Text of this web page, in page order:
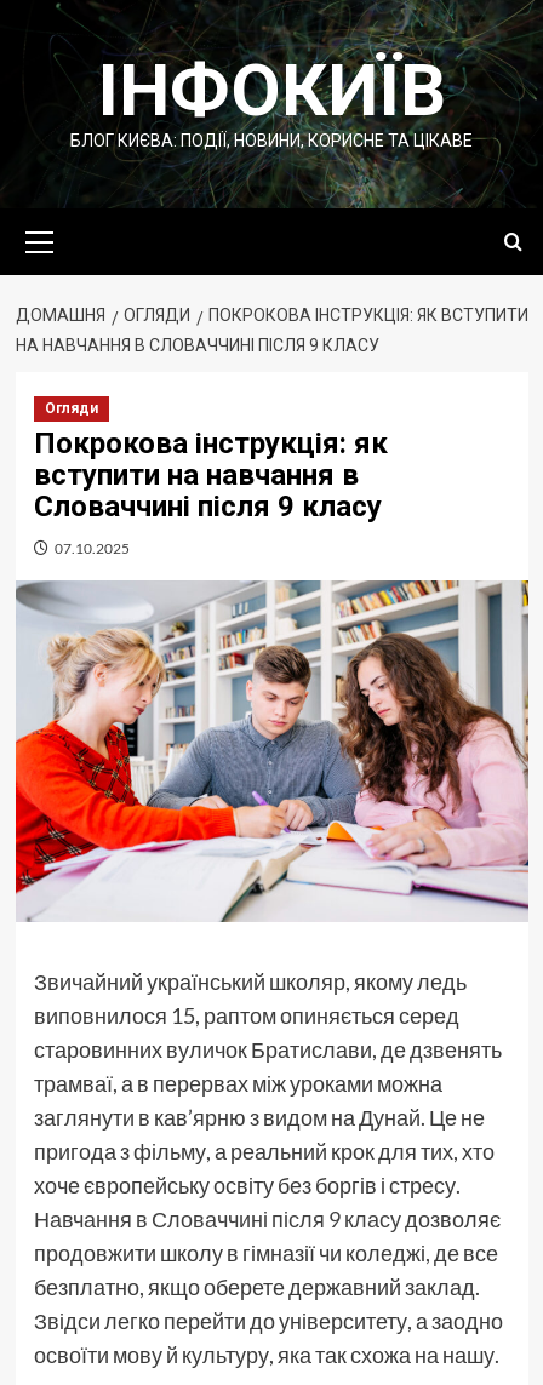
Перейти
ІНФОКИЇВ
БЛОГ КИЄВА: ПОДІЇ, НОВИНИ, КОРИСНЕ ТА ЦІКАВЕ
меню
ДОМАШНЯ ОГЛЯДИ
ПОКРОКОВА ІНСТРУКЦІЯ: ЯК ВСТУПИТИ
НА НАВЧАННЯ В СЛОВАЧЧИНІ ПІСЛЯ 9 КЛАСУ
Огляди
Покрокова інструкція: як
вступити на навчання в
Словаччині після 9 класу
07.10.2025
Звичайний український школяр, якому ледь
виповнилося 15, раптом опиняється серед
старовинних вуличок Братислави, де дзвенять
трамваї, а в перервах між уроками можна
заглянути в кав’ярню з видом на Дунай. Це не
пригода з фільму, а реальний крок для тих, хто
хоче європейську освіту без боргів і стресу.
Навчання в Словаччині після 9 класудозволяє
продовжити школу в гімназії чи коледжі, де все
безплатно, якщо оберете державний заклад.
Звідси легко перейти до університету, а заодно
освоїти мову й культуру, яка так схожа на нашу.